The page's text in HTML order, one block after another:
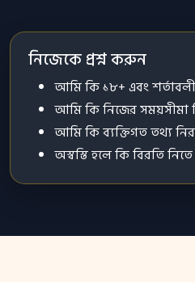
নিজেকে প্রশ্ন করুন
আমি কি ১৮+ এবং
আমি কি নিজের সময়সীমা
আমি কি ব্যক্তিগত তথ্য
অস্বস্তি হলে কি বিরতি নিতে